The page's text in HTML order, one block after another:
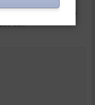
será publicada.
Los
con*